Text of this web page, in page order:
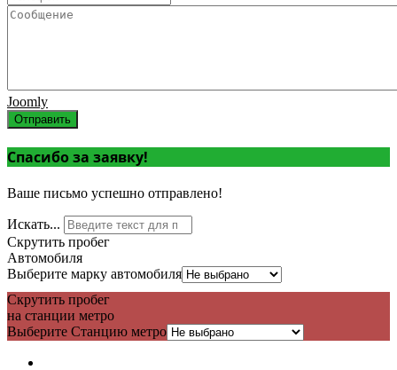
Joomly
Отправить
Спасибо за заявку!
Ваше письмо успешно отправлено!
Искать...
Скрутить пробег
Автомобиля
Выберите марку автомобиля
Скрутить пробег
на станции метро
Выберите Станцию метро